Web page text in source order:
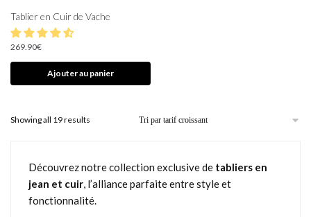
Tablier en Cuir de Vache
269.90€
Ajouter au panier
Showing all 19 results
Découvrez notre collection exclusive de tabliers en
jean et cuir, l’alliance parfaite entre style et
fonctionnalité.